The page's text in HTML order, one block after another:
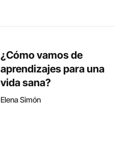
¿Cómo vamos de
aprendizajes para una
vida sana?
Elena Simón